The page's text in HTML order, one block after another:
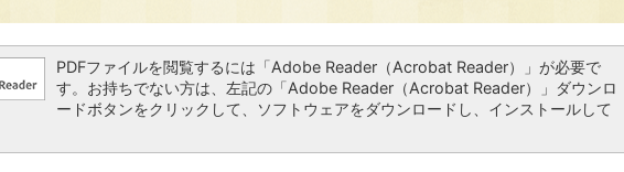
PDFファイルを閲覧するには「Adobe Reader（Acrobat Reader）」が必要で
す。お持ちでない方は、左記の「Adobe Reader（Acrobat Reader）」ダウンロ
ードボタンをクリックして、ソフトウェアをダウンロードし、インストールして